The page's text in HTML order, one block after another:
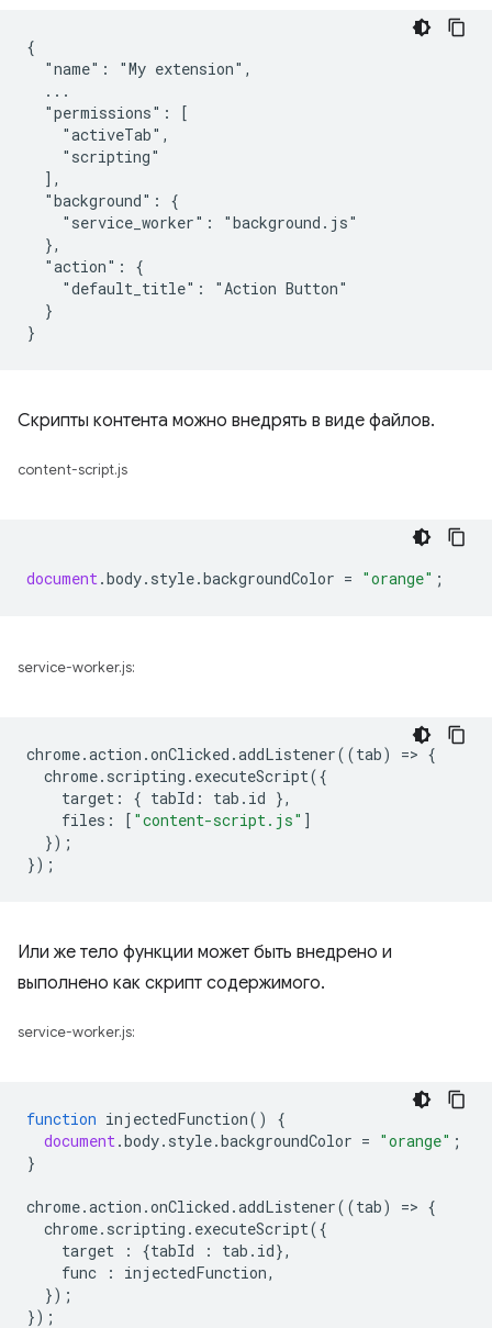
{
  "name": "My extension",
  ...
  "permissions": [
    "activeTab",
    "scripting"
  ],
  "background": {
    "service_worker": "background.js"
  },
  "action": {
    "default_title": "Action Button"
  }
Скрипты контента можно внедрять в виде файлов.
content-script.js
document.body. style.backgroundColor = "orange" ;
service-worker.js:
chrome.action .onClicked .addListener((tab) => {
chrome. scripting . executeScript({
target : { tabId : tab . id },
files : [ "content-script.js" ]
});
});
Или же тело функции может быть внедрено и
выполнено как скрипт содержимого.
service-worker.js:
function injectedFunction()
{
document.body. style.backgroundColor = "orange" ;
}
chrome.action .onClicked .addListener((tab) => {
chrome. scripting . executeScript({
target
: {tabId : tab . id},
func
: injectedFunction,
});
});